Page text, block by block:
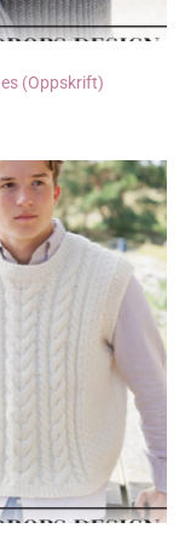
(Oppskrift)